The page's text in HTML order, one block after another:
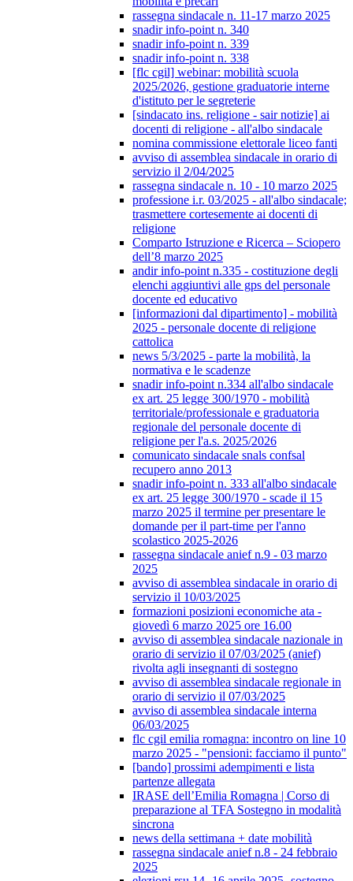
rassegna sindacale n. 11-17 marzo 2025
snadir info-point n. 340
snadir info-point n. 339
snadir info-point n. 338
[flc cgil] webinar: mobilità scuola
2025/2026, gestione graduatorie interne
d'istituto per le segreterie
[sindacato ins. religione - sair notizie] ai
docenti di religione - all'albo sindacale
nomina commissione elettorale liceo fanti
avviso di assemblea sindacale in orario di
servizio il 2/04/2025
rassegna sindacale n. 10 - 10 marzo 2025
professione i.r. 03/2025 - all'albo sindacale;
trasmettere cortesemente ai docenti di
religione
Comparto Istruzione e Ricerca – Sciopero
dell’8 marzo 2025
andir info-point n.335 - costituzione degli
elenchi aggiuntivi alle gps del personale
docente ed educativo
[informazioni dal dipartimento] - mobilità
2025 - personale docente di religione
cattolica
news 5/3/2025 - parte la mobilità, la
normativa e le scadenze
snadir info-point n.334 all'albo sindacale
ex art. 25 legge 300/1970 - mobilità
territoriale/professionale e graduatoria
regionale del personale docente di
religione per l'a.s. 2025/2026
comunicato sindacale snals confsal
recupero anno 2013
snadir info-point n. 333 all'albo sindacale
ex art. 25 legge 300/1970 - scade il 15
marzo 2025 il termine per presentare le
domande per il part-time per l'anno
scolastico 2025-2026
rassegna sindacale anief n.9 - 03 marzo
2025
avviso di assemblea sindacale in orario di
servizio il 10/03/2025
formazioni posizioni economiche ata -
giovedì 6 marzo 2025 ore 16.00
avviso di assemblea sindacale nazionale in
orario di servizio il 07/03/2025 (anief)
rivolta agli insegnanti di sostegno
avviso di assemblea sindacale regionale in
orario di servizio il 07/03/2025
avviso di assemblea sindacale interna
06/03/2025
flc cgil emilia romagna: incontro on line 10
marzo 2025 - "pensioni: facciamo il punto"
[bando] prossimi adempimenti e lista
partenze allegata
IRASE dell’Emilia Romagna | Corso di
preparazione al TFA Sostegno in modalità
sincrona
news della settimana + date mobilità
rassegna sindacale anief n.8 - 24 febbraio
2025